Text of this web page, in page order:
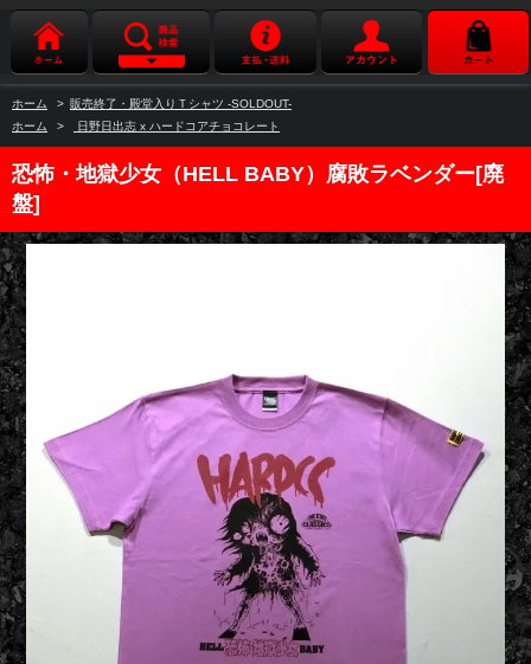
ホーム > 販売終了・殿堂入りＴシャツ -SOLDOUT-
ホーム
> 日野日出志 x ハードコアチョコレート
恐怖・地獄少女（HELL BABY）腐敗ラベンダー[廃
盤]